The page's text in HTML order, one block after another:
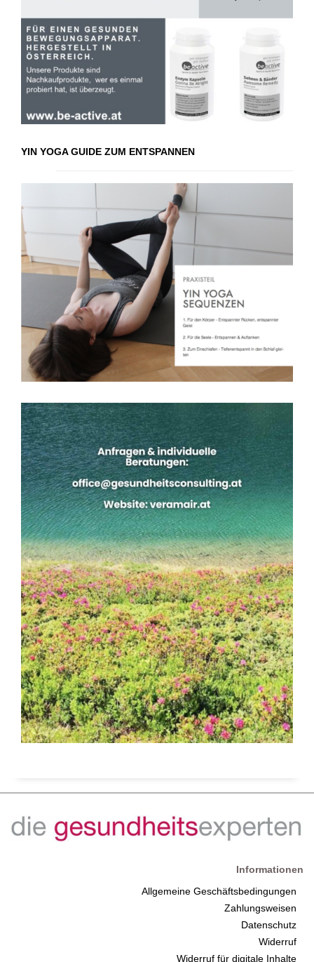
YIN YOGA GUIDE ZUM ENTSPANNEN
Informationen
Allgemeine Geschäftsbedingungen
Zahlungsweisen
Datenschutz
Widerruf
Widerruf für digitale Inhalte